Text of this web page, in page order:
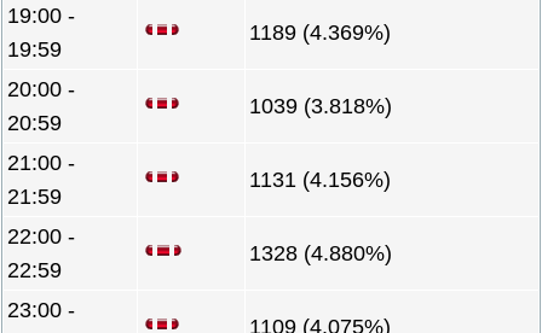
19:00 -
19:59
1189 (4.369%)
20:00 -
20:59
1039 (3.818%)
21:00 -
21:59
1131 (4.156%)
22:00 -
22:59
1328 (4.880%)
23:00 -
1109 (4.075%)